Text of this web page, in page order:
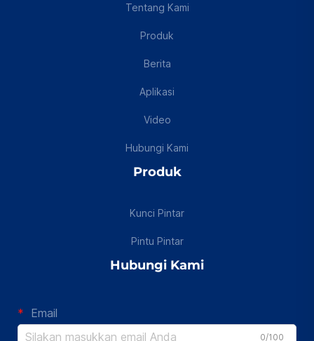
Tentang Kami
Produk
Berita
Aplikasi
Video
Hubungi Kami
Produk
Kunci Pintar
Pintu Pintar
Hubungi Kami
Email
0/100